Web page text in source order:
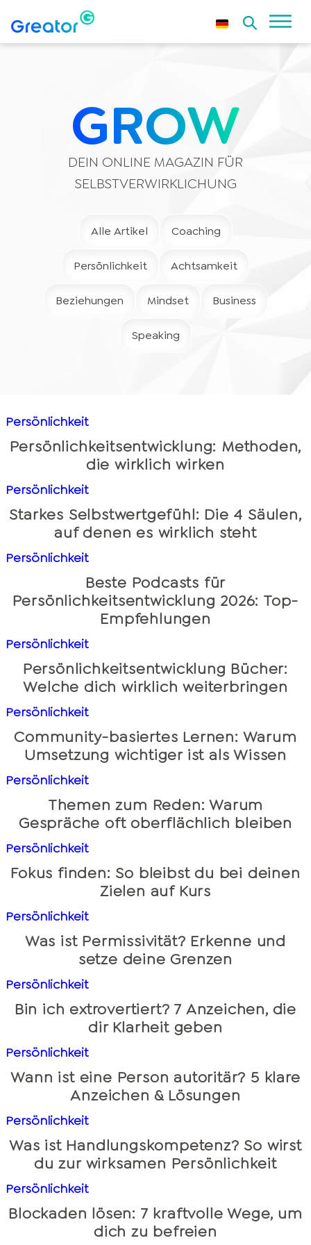
GROW
DEIN ONLINE MAGAZIN FÜR
SELBSTVERWIRKLICHUNG
Alle Artikel Coaching
Persönlichkeit Achtsamkeit
Beziehungen Mindset Business
Speaking
Persönlichkeit
Persönlichkeitsentwicklung: Methoden,
die wirklich wirken
Persönlichkeit
Starkes Selbstwertgefühl: Die 4 Säulen,
auf denen es wirklich steht
Persönlichkeit
Beste Podcasts für
Persönlichkeitsentwicklung 2026: Top-
Empfehlungen
Persönlichkeit
Persönlichkeitsentwicklung Bücher:
Welche dich wirklich weiterbringen
Persönlichkeit
Community-basiertes Lernen: Warum
Umsetzung wichtiger ist als Wissen
Persönlichkeit
Themen zum Reden: Warum
Gespräche oft oberflächlich bleiben
Persönlichkeit
Fokus finden: So bleibst du bei deinen
Zielen auf Kurs
Persönlichkeit
Was ist Permissivität? Erkenne und
setze deine Grenzen
Persönlichkeit
Bin ich extrovertiert? 7 Anzeichen, die
dir Klarheit geben
Persönlichkeit
Wann ist eine Person autoritär? 5 klare
Anzeichen & Lösungen
Persönlichkeit
Was ist Handlungskompetenz? So wirst
du zur wirksamen Persönlichkeit
Persönlichkeit
Blockaden lösen: 7 kraftvolle Wege, um
dich zu befreien